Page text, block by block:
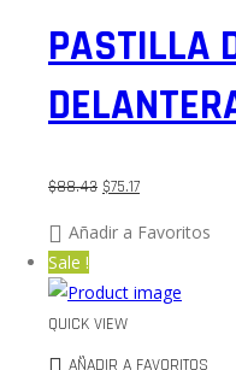
PASTILLA
$88.43 $75.17
Añadir a Favoritos
Sale !
QUICK VIEW
AÑADIR A FAVORITOS